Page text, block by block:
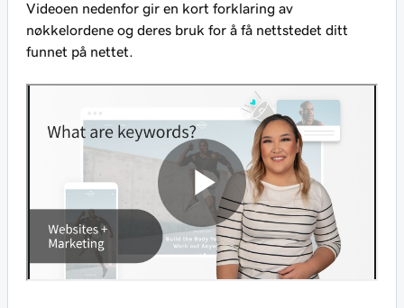
Videoen nedenfor gir en kort forklaring av
nøkkelordene og deres bruk for å få nettstedet ditt
funnet på nettet.